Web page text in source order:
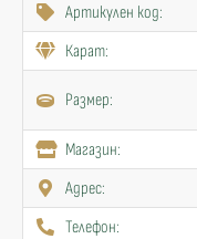
Артикулен код:
Карат:
Размер:
Mагазин:
Адрес:
Телефон: